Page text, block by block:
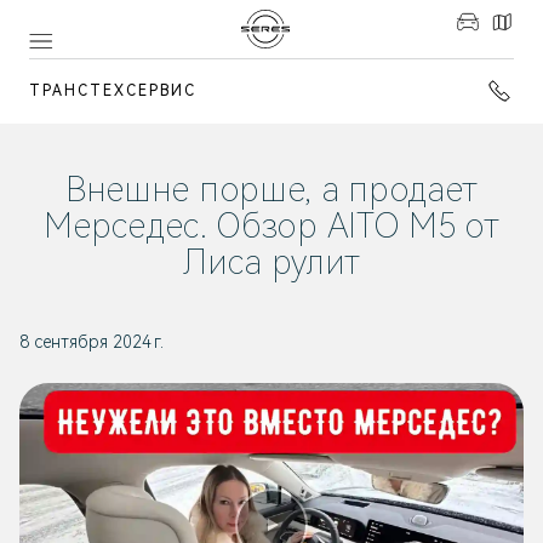
ТРАНСТЕХСЕРВИС
Внешне порше, а продает
Мерседес. Обзор AITO M5 от
Лиса рулит
8 сентября 2024 г.